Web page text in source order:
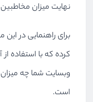
نهایت میزان
برای راهنمایی در این
کرده که با استفاده
وبسایت شما چه
است.